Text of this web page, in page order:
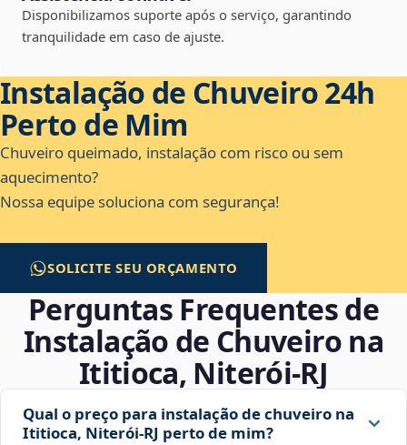
Disponibilizamos suporte após o serviço, garantindo
tranquilidade em caso de ajuste.
Instalação de Chuveiro 24h
Perto de Mim
Chuveiro queimado, instalação com risco ou sem
aquecimento?
Nossa equipe soluciona com segurança!
SOLICITE SEU ORÇAMENTO
Perguntas Frequentes de
Instalação de Chuveiro na
Ititioca, Niterói‑RJ
Qual o preço para instalação de chuveiro na
Ititioca, Niterói‑RJ perto de mim?